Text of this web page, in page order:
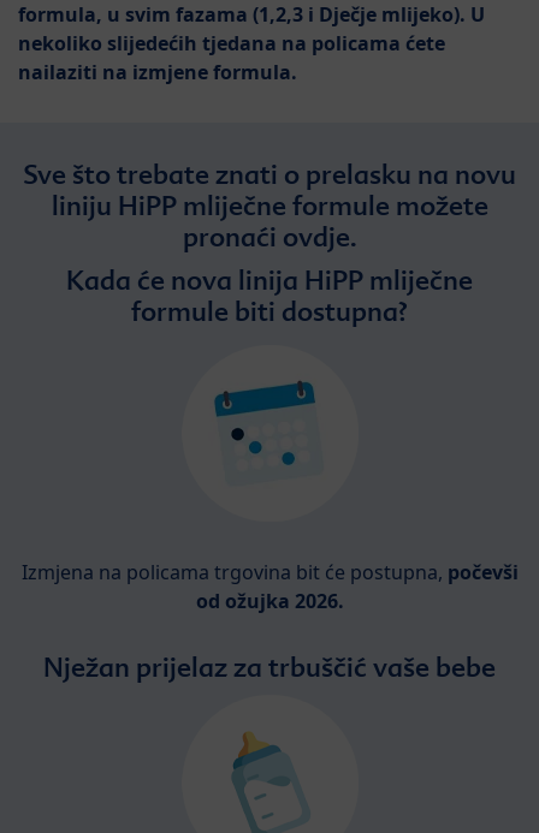
formula, u svim fazama (1,2,3 i Dječje mlijeko). U
nekoliko slijedećih tjedana na policama ćete
nailaziti na izmjene formula.
Sve što trebate znati o prelasku na novu
liniju HiPP mliječne formule možete
pronaći ovdje.
Kada će nova linija HiPP mliječne
formule biti dostupna?
Izmjena na policama trgovina bit će postupna, počevši
od ožujka 2026.
Nježan prijelaz za trbuščić vaše bebe